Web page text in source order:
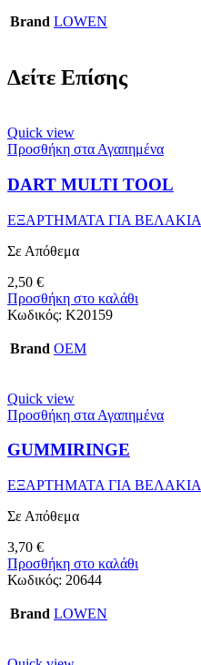
Brand LOWEN
Δείτε Επίσης
Quick view
Προσθήκη στα Αγαπημένα
DART MULTI TOOL
ΕΞΑΡΤΗΜΑΤΑ ΓΙΑ ΒΕΛΑΚΙΑ
Σε Απόθεμα
2,50 €
Προσθήκη στο καλάθι
Κωδικός: Κ20159
Brand OEM
Quick view
Προσθήκη στα Αγαπημένα
GUMMIRINGE
ΕΞΑΡΤΗΜΑΤΑ ΓΙΑ ΒΕΛΑΚΙΑ
Σε Απόθεμα
3,70 €
Προσθήκη στο καλάθι
Κωδικός: 20644
Brand LOWEN